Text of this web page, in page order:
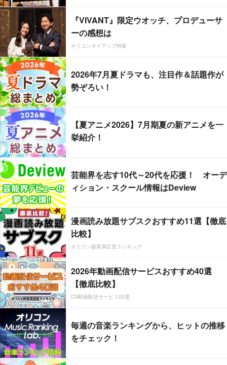
『VIVANT』限定ウオッチ、プロデューサ
ーの感想は
オリコンタイアップ特集
2026年7月夏ドラマも、注目作＆話題作が
勢ぞろい！
【夏アニメ2026】7月期夏の新アニメを一
挙紹介！
芸能界を志す10代～20代を応援！ オーデ
ィション・スクール情報はDeview
漫画読み放題サブスクおすすめ11選【徹底
比較】
オリコン顧客満足度ランキング
2026年動画配信サービスおすすめ40選
【徹底比較】
CS動画配信サービス20選
毎週の音楽ランキングから、ヒットの推移
をチェック！